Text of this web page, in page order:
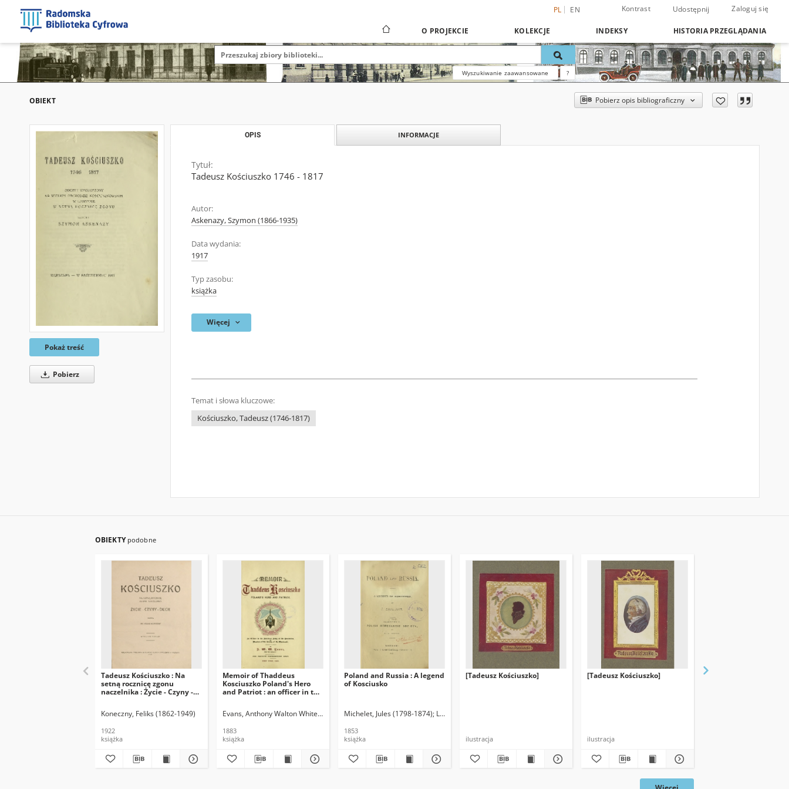
PL EN Kontrast Udostępnij Zaloguj się
O PROJEKCIE KOLEKCJE INDEKSY HISTORIA PRZEGLĄDANIA
Wyszukiwanie zaawansowane ?
OBIEKT Pobierz opis bibliograficzny
Pokaż treść
Pobierz
OPIS INFORMACJE
Tytuł:
Tadeusz Kościuszko 1746 - 1817
Autor:
Askenazy, Szymon (1866-1935)
Data wydania:
1917
Typ zasobu:
książka
Więcej
Temat i słowa kluczowe:
Kościuszko, Tadeusz (1746-1817)
OBIEKTY podobne
Tadeusz Kościuszko : Na
setną rocznicę zgonu
naczelnika : Życie - Czyny -
Koneczny, Feliks (1862-1949)
1922
książka
Memoir of Thaddeus
Kosciuszko Poland's Hero
and Patriot : an officer in the
society of the Cincinnati
Evans, Anthony Walton White (1817-1886)
1883
książka
Poland and Russia : A legend
of Kosciusko
Michelet, Jules (1798-1874) Linton, W. J. Tł.
1853
książka
[Tadeusz Kościuszko]
ilustracja
[Tadeusz Kościuszko]
ilustracja